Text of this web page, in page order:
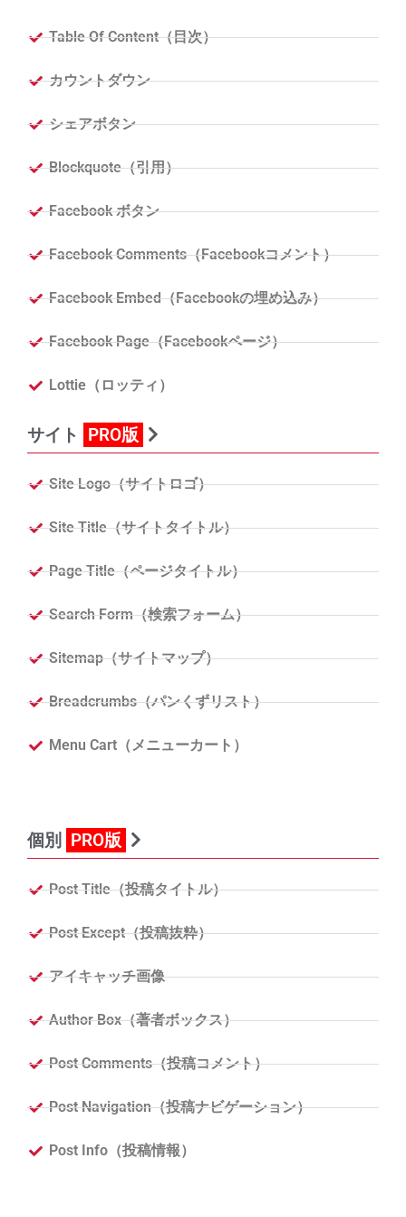
Table Of Content（目次）
カウントダウン
シェアボタン
Blockquote（引用）
Facebook ボタン
Facebook Comments（Facebookコメント）
Facebook Embed（Facebookの埋め込み）
Facebook Page（Facebookページ）
Lottie（ロッティ）
サイト PRO版
Site Logo（サイトロゴ）
Site Title（サイトタイトル）
Page Title（ページタイトル）
Search Form（検索フォーム）
Sitemap（サイトマップ）
Breadcrumbs（パンくずリスト）
Menu Cart（メニューカート）
個別 PRO版
Post Title（投稿タイトル）
Post Except（投稿抜粋）
アイキャッチ画像
Author Box（著者ボックス）
Post Comments（投稿コメント）
Post Navigation（投稿ナビゲーション）
Post Info（投稿情報）